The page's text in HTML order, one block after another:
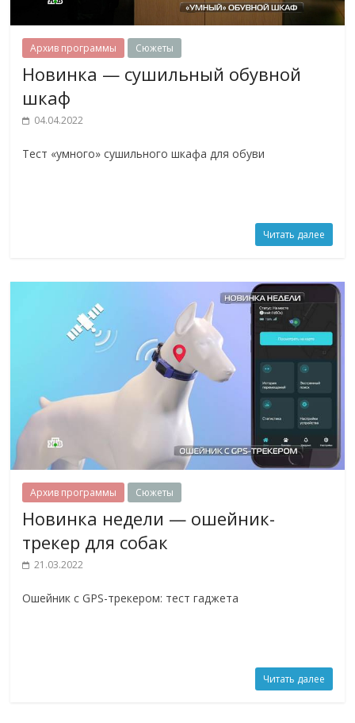
Архив программы Сюжеты
Новинка — сушильный обувной
шкаф
04.04.2022
Тест «умного» сушильного шкафа для обуви
Читать далее
Архив программы Сюжеты
Новинка недели — ошейник-
трекер для собак
21.03.2022
Ошейник с GPS-трекером: тест гаджета
Читать далее